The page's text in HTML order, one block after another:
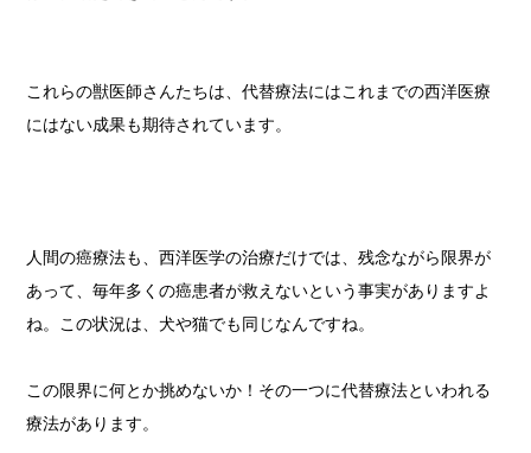
これらの獣医師さんたちは、代替療法にはこれまでの西洋医療
にはない成果も期待されています。
人間の癌療法も、西洋医学の治療だけでは、残念ながら限界が
あって、毎年多くの癌患者が救えないという事実がありますよ
ね。 この状況は、犬や猫でも同じなんですね。
この限界に何とか挑めないか！その一つに代替療法といわれる
療法があります。